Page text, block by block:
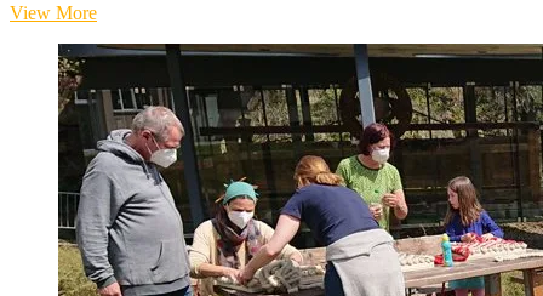
View MoreTextile
Haslach
zu
Webermarkt
&
Ausstellungen
&
Kursen